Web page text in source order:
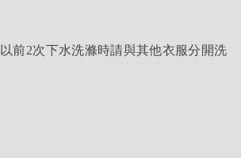
前2次下水洗滌時請與其他衣服分開洗